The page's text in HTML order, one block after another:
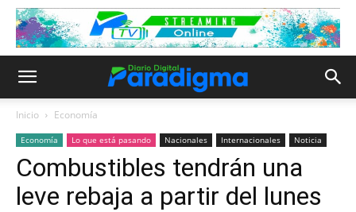
Inicio Economía
Economía Lo que está pasando Nacionales Internacionales Noticia
Combustibles tendrán una
leve rebaja a partir del lunes